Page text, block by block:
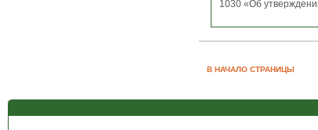
1030 «Об
В НАЧАЛО СТРАНИЦЫ